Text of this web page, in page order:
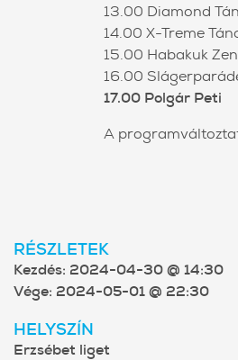
13.00 Diamond
14.00 X-Treme
15.00 Habakuk
16.00
17.00 Polgár Peti
A
RÉSZLETEK
Kezdés: 2024-04-30 @ 14:30
Vége: 2024-05-01 @ 22:30
HELYSZÍN
Erzsébet liget